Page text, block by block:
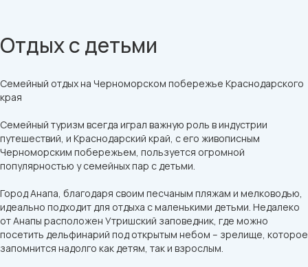
Отдых с детьми
Семейный отдых на Черноморском побережье Краснодарского
края
Семейный туризм всегда играл важную роль в индустрии
путешествий, и Краснодарский край, с его живописным
Черноморским побережьем, пользуется огромной
популярностью у семейных пар с детьми.
Город Анапа, благодаря своим песчаным пляжам и мелководью,
идеально подходит для отдыха с маленькими детьми. Недалеко
от Анапы расположен Утришский заповедник, где можно
посетить дельфинарий под открытым небом – зрелище, которое
запомнится надолго как детям, так и взрослым.